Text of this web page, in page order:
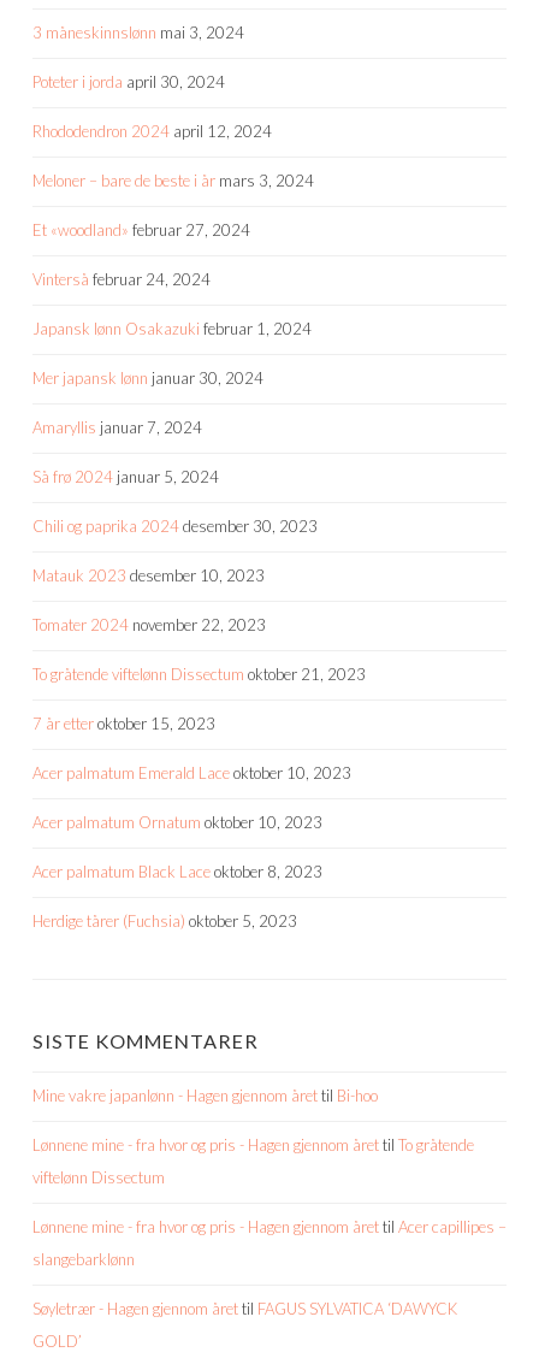
3 måneskinnslønn mai 3, 2024
Poteter i jorda april 30, 2024
Rhododendron 2024 april 12, 2024
Meloner – bare de beste i år mars 3, 2024
Et «woodland» februar 27, 2024
Vinterså februar 24, 2024
Japansk lønn Osakazuki februar 1, 2024
Mer japansk lønn januar 30, 2024
Amaryllis januar 7, 2024
Så frø 2024 januar 5, 2024
Chili og paprika 2024desember 30, 2023
Matauk 2023 desember 10, 2023
Tomater 2024 november 22, 2023
To gråtende viftelønn Dissectum oktober 21, 2023
7 år etteroktober 15, 2023
Acer palmatum Emerald Laceoktober 10, 2023
Acer palmatum Ornatum oktober 10, 2023
Acer palmatum Black Laceoktober 8, 2023
Herdige tårer (Fuchsia) oktober 5, 2023
SISTE KOMMENTARER
Mine vakre japanlønn - Hagen gjennom årettil Bi-hoo
Lønnene mine - fra hvor og pris - Hagen gjennom årettil To gråtende
viftelønn Dissectum
Lønnene mine - fra hvor og pris - Hagen gjennom årettil Acer capillipes –
slangebarklønn
Søyletrær - Hagen gjennom årettil FAGUS SYLVATICA ‘DAWYCK
GOLD’